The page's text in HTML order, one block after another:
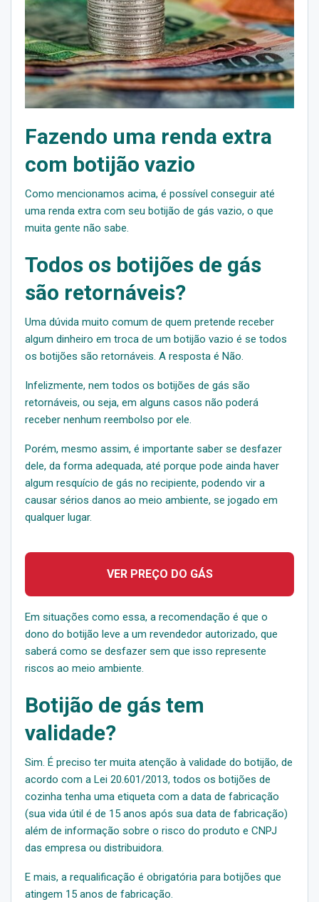
Fazendo uma renda extra
com botijão vazio
Como mencionamos acima, é possível conseguir até
uma renda extra com seu botijão de gás vazio, o que
muita gente não sabe.
Todos os botijões de gás
são retornáveis?
Uma dúvida muito comum de quem pretende receber
algum dinheiro em troca de um botijão vazio é se todos
os botijões são retornáveis. A resposta é Não.
Infelizmente, nem todos os botijões de gás são
retornáveis, ou seja, em alguns casos não poderá
receber nenhum reembolso por ele.
Porém, mesmo assim, é importante saber se desfazer
dele, da forma adequada, até porque pode ainda haver
algum resquício de gás no recipiente, podendo vir a
causar sérios danos ao meio ambiente, se jogado em
qualquer lugar.
VER PREÇO DO GÁS
Em situações como essa, a recomendação é que o
dono do botijão leve a um revendedor autorizado, que
saberá como se desfazer sem que isso represente
riscos ao meio ambiente.
Botijão de gás tem
validade?
Sim. É preciso ter muita atenção à validade do botijão, de
acordo com a Lei 20.601/2013, todos os botijões de
cozinha tenha uma etiqueta com a data de fabricação
(sua vida útil é de 15 anos após sua data de fabricação)
além de informação sobre o risco do produto e CNPJ
das empresa ou distribuidora.
E mais, a requalificação é obrigatória para botijões que
atingem 15 anos de fabricação.